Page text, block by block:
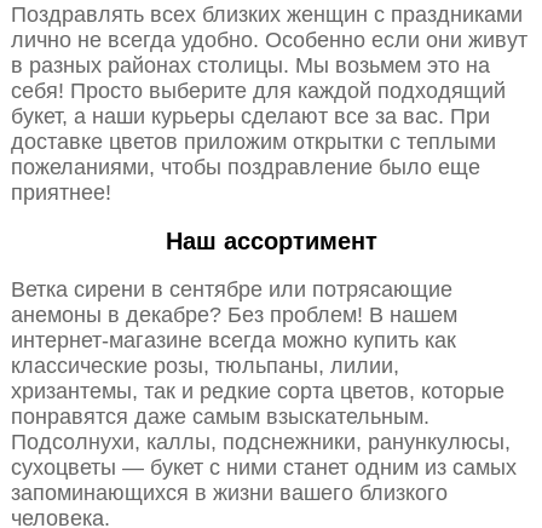
Поздравлять всех близких женщин с праздниками
лично не всегда удобно. Особенно если они живут
в разных районах столицы. Мы возьмем это на
себя! Просто выберите для каждой подходящий
букет, а наши курьеры сделают все за вас. При
доставке цветов приложим открытки с теплыми
пожеланиями, чтобы поздравление было еще
приятнее!
Наш ассортимент
Ветка сирени в сентябре или потрясающие
анемоны в декабре? Без проблем! В нашем
интернет-магазине всегда можно купить как
классические розы, тюльпаны, лилии,
хризантемы, так и редкие сорта цветов, которые
понравятся даже самым взыскательным.
Подсолнухи, каллы, подснежники, ранункулюсы,
сухоцветы — букет с ними станет одним из самых
запоминающихся в жизни вашего близкого
человека.